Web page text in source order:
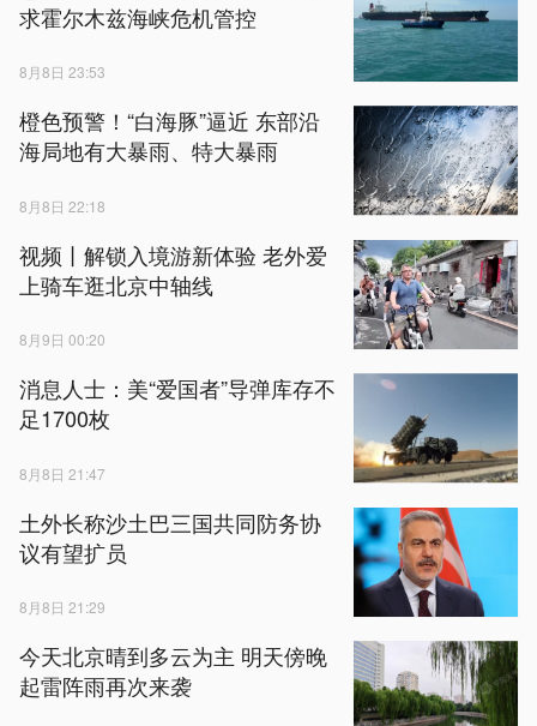
求霍尔木兹海峡危机管控
8月8日 23:53
橙色预警！“白海豚”逼近 东部沿
海局地有大暴雨、特大暴雨
8月8日 22:18
视频丨解锁入境游新体验 老外爱
上骑车逛北京中轴线
8月9日 00:20
消息人士：美“爱国者”导弹库存不
足1700枚
8月8日 21:47
土外长称沙土巴三国共同防务协
议有望扩员
8月8日 21:29
今天北京晴到多云为主 明天傍晚
起雷阵雨再次来袭